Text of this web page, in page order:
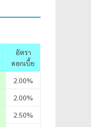
อัตรา
ดอกเบี้ย
2.00%
2.00%
2.50%